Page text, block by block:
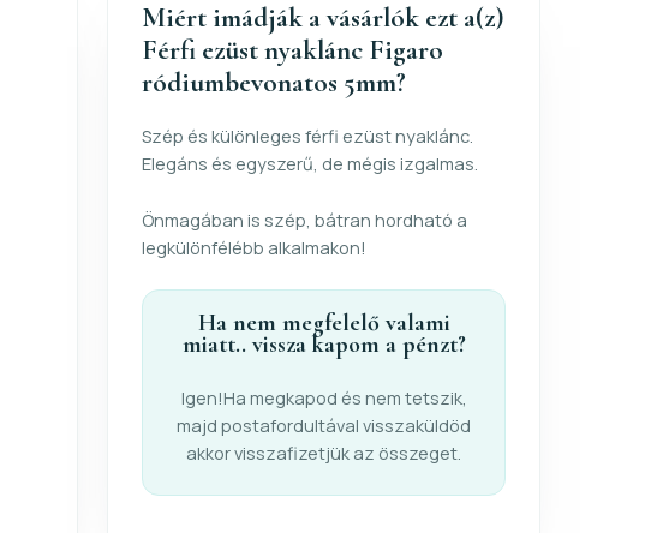
Miért imádják a vásárlók ezt a(z)
Férfi ezüst nyaklánc Figaro
ródiumbevonatos 5mm?
Szép és különleges férfi ezüst nyaklánc.
Elegáns és egyszerű, de mégis izgalmas.
Önmagában is szép, bátran hordható a
legkülönfélébb alkalmakon!
Ha nem megfelelő valami
miatt.. vissza kapom a pénzt?
Igen!Ha megkapod és nem tetszik,
majd postafordultával visszaküldöd
akkor visszafizetjük az összeget.